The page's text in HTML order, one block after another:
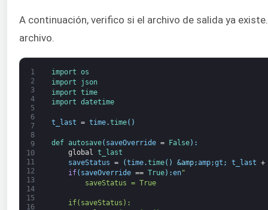
A continuación, verifico si el archivo de salida ya
archivo.
1
2
3
4
5
6
7
8
9
10
11
12
13
14
15
16
import os
import
json
import time
import datetime
t_last = time.time( )
def autosave( saveOverride = False) :
global t_last
saveStatus = (time.time( ) &amp;amp;gt ; t_last +
if( saveOverride == True) :en"
saveStatus = True
if(saveStatus):